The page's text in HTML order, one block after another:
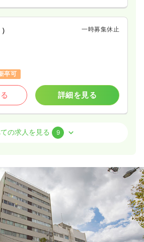
一時募集休止
卒可
詳細を見る
賞与3.7ヶ月
休憩60分）
ンク可 月給30万円以上可
詳細を見る
の求人を見る 9